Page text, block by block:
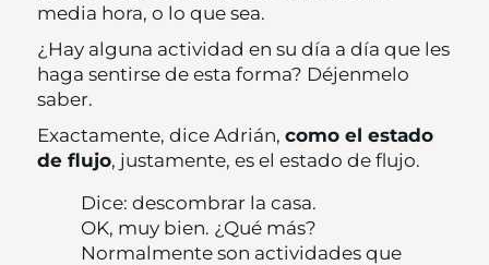
media hora, o lo que sea.
¿Hay alguna actividad en su día a día que les
haga sentirse de esta forma? Déjenmelo
saber.
Exactamente, dice Adrián, como el estado
de flujo, justamente, es el estado de flujo.
Dice: descombrar la casa.
OK, muy bien. ¿Qué más?
Normalmente son actividades que